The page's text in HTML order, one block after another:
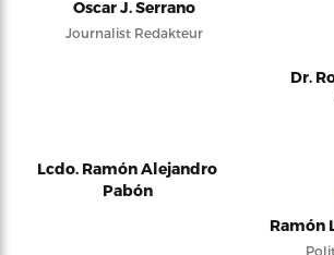
Oscar J. Serrano
Journalist Redakteur
Dr.
Lcdo. Ramón Alejandro
Pabón
Ramón